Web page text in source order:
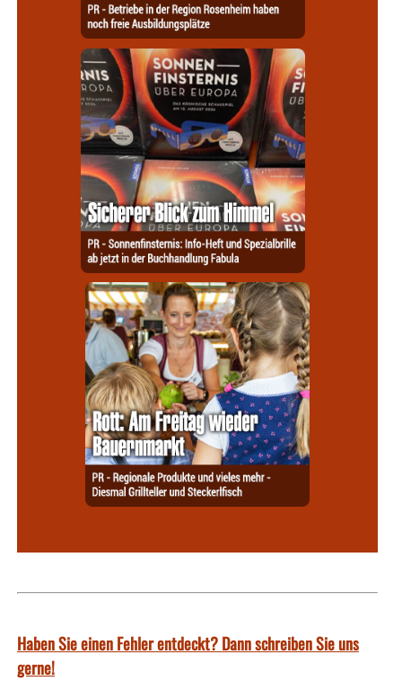
Haben Sie einen Fehler entdeckt? Dann schreiben Sie uns
gerne!